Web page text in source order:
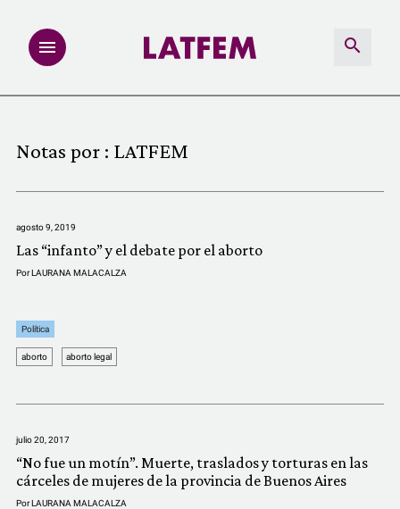
INVESTIGACIONES
REDACCIÓN ABIERTA
PRODUCTOS
COMUNIDAD
QUIÉNES SOMOS
Notas por : LATFEM
agosto 9, 2019
Las “infanto” y el debate por el aborto
PorLAURANA MALACALZA
Política
aborto aborto legal
julio 20, 2017
“No fue un motín”. Muerte, traslados y torturas en las
cárceles de mujeres de la provincia de Buenos Aires
PorLAURANA MALACALZA